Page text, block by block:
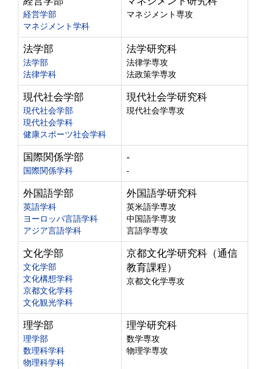
経営学部
マネジメント学科
マネジメント専攻
法学部
法学部
法律学科
法学研究科
法律学専攻
法政策学専攻
現代社会学部
現代社会学部
現代社会学科
健康スポーツ社会学科
現代社会学研究科
現代社会学専攻
国際関係学部
国際関係学科
-
-
外国語学部
英語学科
ヨーロッパ言語学科
アジア言語学科
外国語学研究科
英米語学専攻
中国語学専攻
言語学専攻
文化学部
文化学部
文化構想学科
京都文化学科
文化観光学科
京都文化学研究科（通信
教育課程）
京都文化学専攻
理学部
理学部
数理科学科
物理科学科
理学研究科
数学専攻
物理学専攻